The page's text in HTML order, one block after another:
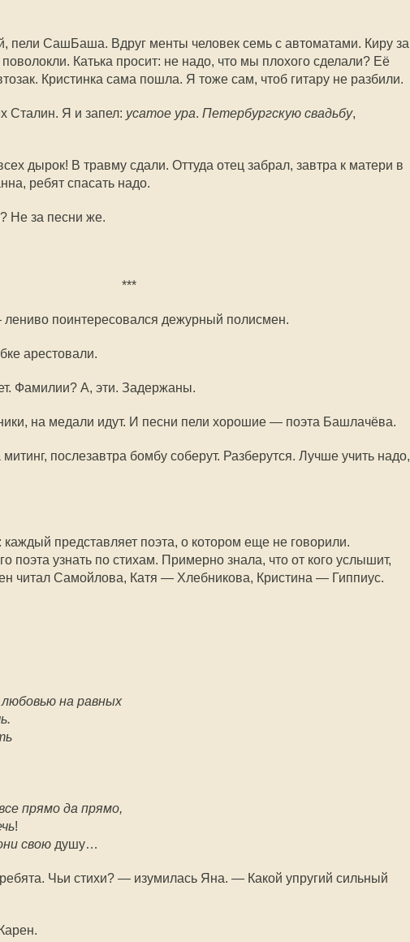
пели СашБаша. Вдруг менты человек семь с автоматами. Киру за
Катька просит: не надо, что мы плохого сделали? Её
Кристинка сама пошла. Я тоже сам, чтоб гитару не разбили.
Сталин. Я и запел: усатое ура. Петербургскую свадьбу,
дырок! В травму сдали. Оттуда отец забрал, завтра к матери в
ребят спасать надо.
Не за песни же.
***
поинтересовался дежурный полисмен.
арестовали.
Фамилии? А, эти. Задержаны.
на медали идут. И песни пели хорошие — поэта Башлачёва.
послезавтра бомбу соберут. Разберутся. Лучше учить надо,
представляет поэта, о котором еще не говорили.
поэта узнать по стихам. Примерно знала, что от кого услышит,
читал Самойлова, Катя — Хлебникова, Кристина — Гиппиус.
на равных
прямо да прямо,
!
свою душу…
Чьи стихи? — изумилась Яна. — Какой упругий сильный